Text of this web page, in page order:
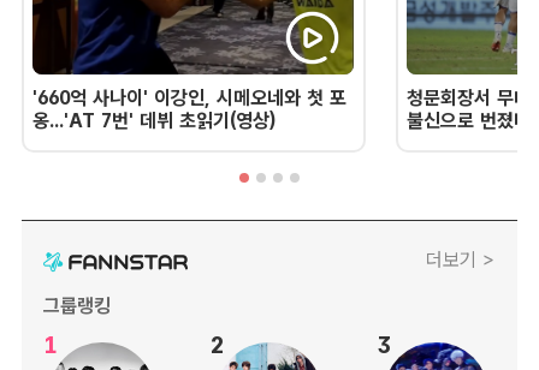
'660억 사나이' 이강인, 시메오네와 첫 포
옹...'AT 7번' 데뷔 초읽기(영상)
청문회장서 무너
불신으로 번졌
더보기 >
그룹랭킹
1 2 3